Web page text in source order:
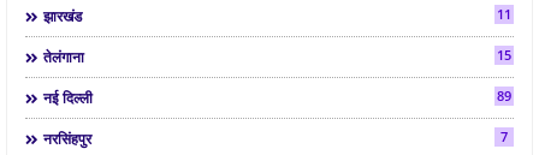
झारखंड 11
तेलंगाना 15
नई दिल्ली 89
नरसिंहपुर 7